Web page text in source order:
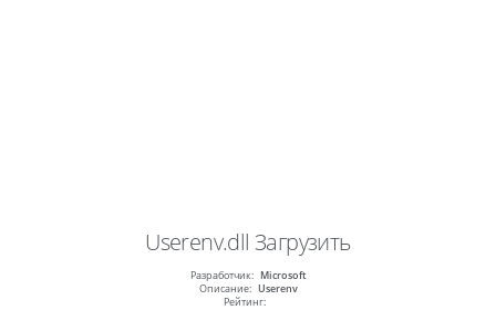
Userenv.dll Загрузить
Разработчик: Microsoft
Описание: Userenv
Рейтинг: